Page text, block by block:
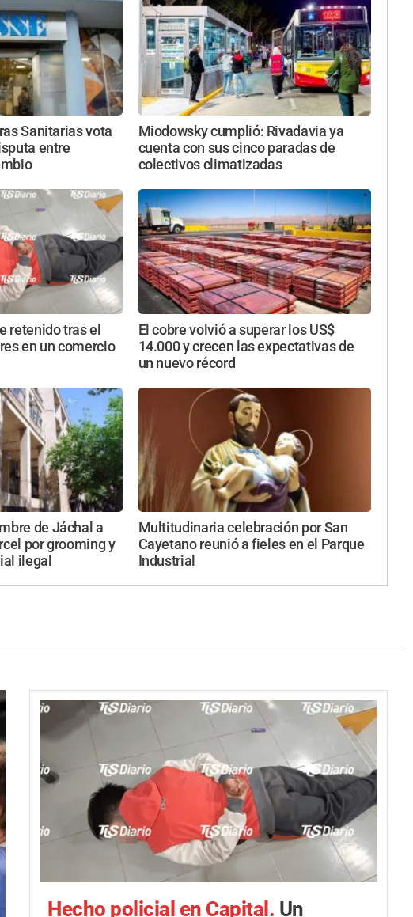
Sanitarias vota
entre
Miodowsky cumplió: Rivadavia ya
cuenta con sus cinco paradas de
colectivos climatizadas
retenido tras el
en un comercio
El cobre volvió a superar los US$
14.000 y crecen las expectativas de
un nuevo récord
de Jáchal a
por grooming y
ilegal
Multitudinaria celebración por San
Cayetano reunió a fieles en el Parque
Industrial
Hecho policial en Capital. Un